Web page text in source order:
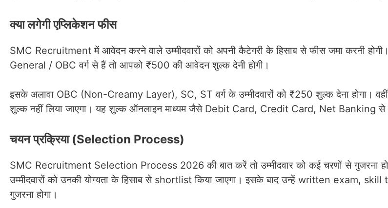
क्या लगेगी एप्लिकेशन फीस
SMC Recruitment में आवेदन करने वाले उम्मीदवारों को अपनी कैटेगरी के हिसाब से फीस जमा करनी
General / OBC वर्ग से हैं तो आपको ₹500 की आवेदन शुल्क देनी होगी।
इसके अलावा OBC (Non-Creamy Layer), SC, ST वर्ग के उम्मीदवारों को ₹250 शुल्क देना होगा। वहीं
शुल्क नहीं लिया जाएगा। यह शुल्क ऑनलाइन माध्यम जैसे Debit Card, Credit Card, Net Banking से
चयन प्रक्रिया (Selection Process)
SMC Recruitment Selection Process 2026 की बात करें तो उम्मीदवार को कई चरणों से गुजरना
उम्मीदवारों को उनकी योग्यता के हिसाब से shortlist किया जाएगा। इसके बाद उन्हें written exam,
गुजरना होगा।